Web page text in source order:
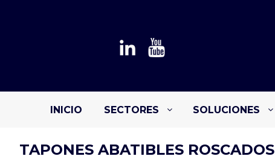
INICIO SECTORES SOLUCIONES
TAPONES ABATIBLES ROSCADOS